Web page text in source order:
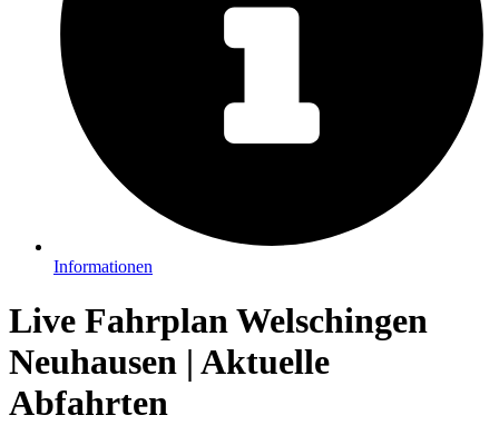
Informationen
Live Fahrplan Welschingen
Neuhausen | Aktuelle
Abfahrten